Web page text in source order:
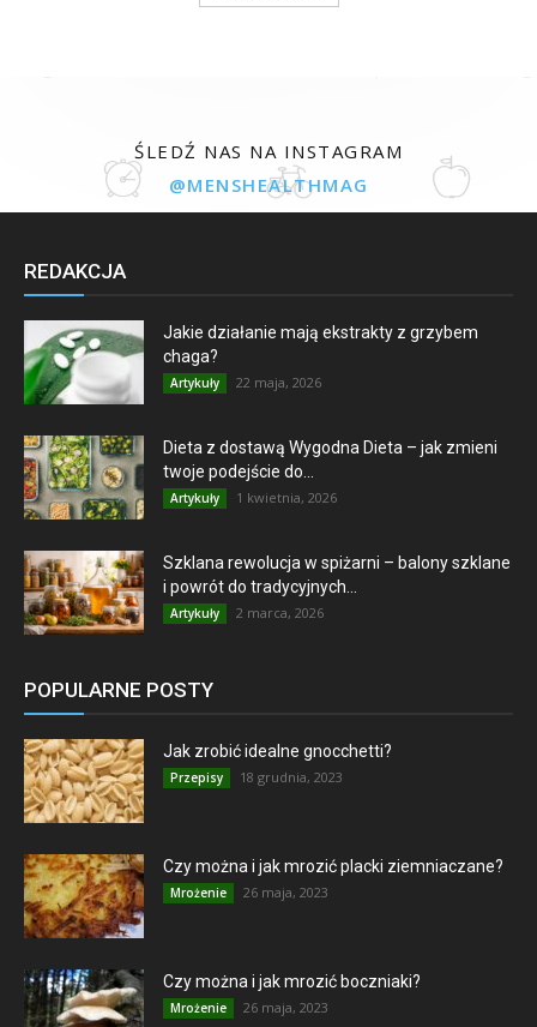
ŚLEDŹ NAS NA INSTAGRAM
@MENSHEALTHMAG
REDAKCJA
Jakie działanie mają ekstrakty z grzybem
chaga?
Artykuły 22 maja, 2026
Dieta z dostawą Wygodna Dieta – jak zmieni
twoje podejście do...
Artykuły 1 kwietnia, 2026
Szklana rewolucja w spiżarni – balony szklane
i powrót do tradycyjnych...
Artykuły 2 marca, 2026
POPULARNE POSTY
Jak zrobić idealne gnocchetti?
Przepisy 18 grudnia, 2023
Czy można i jak mrozić placki ziemniaczane?
Mrożenie 26 maja, 2023
Czy można i jak mrozić boczniaki?
Mrożenie 26 maja, 2023